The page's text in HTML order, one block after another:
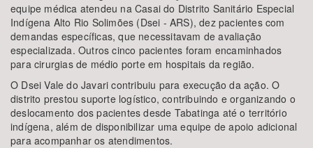
equipe médica atendeu na Casai do Distrito Sanitário Especial
Indígena Alto Rio Solimões (Dsei - ARS), dez pacientes com
demandas específicas, que necessitavam de avaliação
especializada. Outros cinco pacientes foram encaminhados
para cirurgias de médio porte em hospitais da região.
O Dsei Vale do Javari contribuiu para execução da ação. O
distrito prestou suporte logístico, contribuindo e organizando o
deslocamento dos pacientes desde Tabatinga até o território
indígena, além de disponibilizar uma equipe de apoio adicional
para acompanhar os atendimentos.